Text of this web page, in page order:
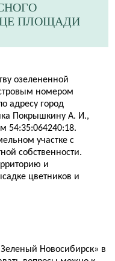
ПЛОЩАДИ
озелененной
номером
адресу город
Покрышкину А. И.,
54:35:064240:18.
участке с
собственности.
и
цветников и
Зеленый Новосибирск» в